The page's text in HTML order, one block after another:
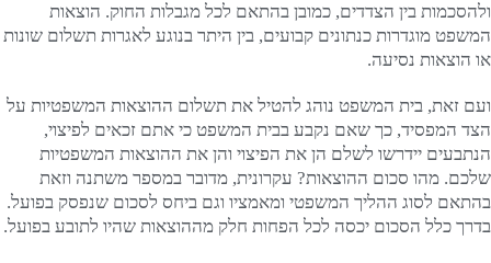
ולהסכמות בין הצדדים, כמובן בהתאם לכל מגבלות החוק. הוצאות
המשפט מוגדרות כנתונים קבועים, בין היתר בנוגע לאגרות תשלום שונות
או הוצאות נסיעה.
ועם זאת, בית המשפט נוהג להטיל את תשלום ההוצאות המשפטיות על
הצד המפסיד, כך שאם נקבע בבית המשפט כי אתם זכאים לפיצוי,
הנתבעים יידרשו לשלם הן את הפיצוי והן את ההוצאות המשפטיות
שלכם. מהו סכום ההוצאות? עקרונית, מדובר במספר משתנה וזאת
בהתאם לסוג ההליך המשפטי ומאמציו וגם ביחס לסכום שנפסק בפועל.
בדרך כלל הסכום יכסה לכל הפחות חלק מההוצאות שהיו לתובע בפועל.